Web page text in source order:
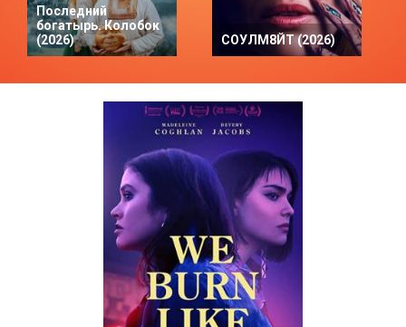
Последний
богатырь. Колобок
(2026)
СОУЛМ8ЙТ (2026)